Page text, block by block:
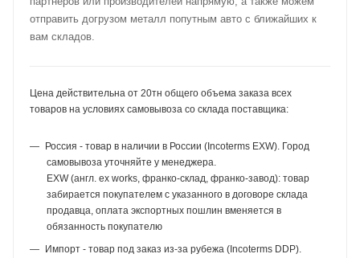
отправить догрузом металл попутным авто с ближайших к
вам складов.
Цена действительна от 20тн общего объема заказа всех
товаров на условиях самовывоза со склада поставщика:
Россия - товар в наличии в России (Incoterms EXW). Город
самовывоза уточняйте у менеджера.
EXW (англ. ex works, франко-склад, франко-завод): товар
забирается покупателем с указанного в договоре склада
продавца, оплата экспортных пошлин вменяется в
обязанность покупателю
Импорт - товар под заказ из-за рубежа (Incoterms DDP).